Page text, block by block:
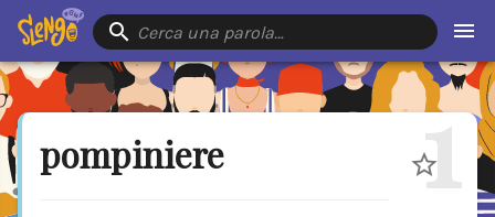
Cerca una parola…
pompiniere 1